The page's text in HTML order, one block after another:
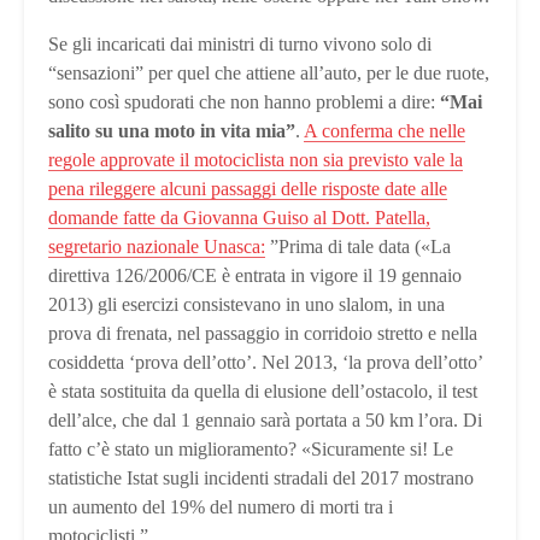
Se gli incaricati dai ministri di turno vivono solo di
“sensazioni” per quel che attiene all’auto, per le due ruote,
sono così spudorati che non hanno problemi a dire: “Mai
salito su una moto in vita mia”. A conferma che nelle
regole approvate il motociclista non sia previsto vale la
pena rileggere alcuni passaggi delle risposte date alle
domande fatte da Giovanna Guiso al Dott. Patella,
segretario nazionale Unasca: ”Prima di tale data («La
direttiva 126/2006/CE è entrata in vigore il 19 gennaio
2013) gli esercizi consistevano in uno slalom, in una
prova di frenata, nel passaggio in corridoio stretto e nella
cosiddetta ‘prova dell’otto’. Nel 2013, ‘la prova dell’otto’
è stata sostituita da quella di elusione dell’ostacolo, il test
dell’alce, che dal 1 gennaio sarà portata a 50 km l’ora. Di
fatto c’è stato un miglioramento? «Sicuramente si! Le
statistiche Istat sugli incidenti stradali del 2017 mostrano
un aumento del 19% del numero di morti tra i
motociclisti.”